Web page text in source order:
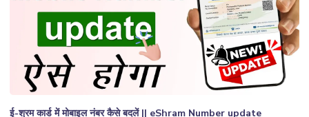
ई-श्रम कार्ड में मोबाइल नंबर कैसे बदलें || eShram Number update